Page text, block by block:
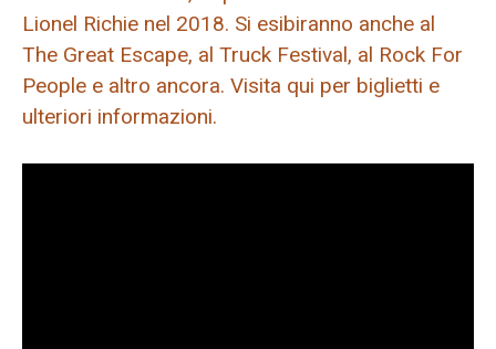
Lionel Richie nel 2018. Si esibiranno anche al
The Great Escape, al Truck Festival, al Rock For
People e altro ancora. Visita qui per biglietti e
ulteriori informazioni.